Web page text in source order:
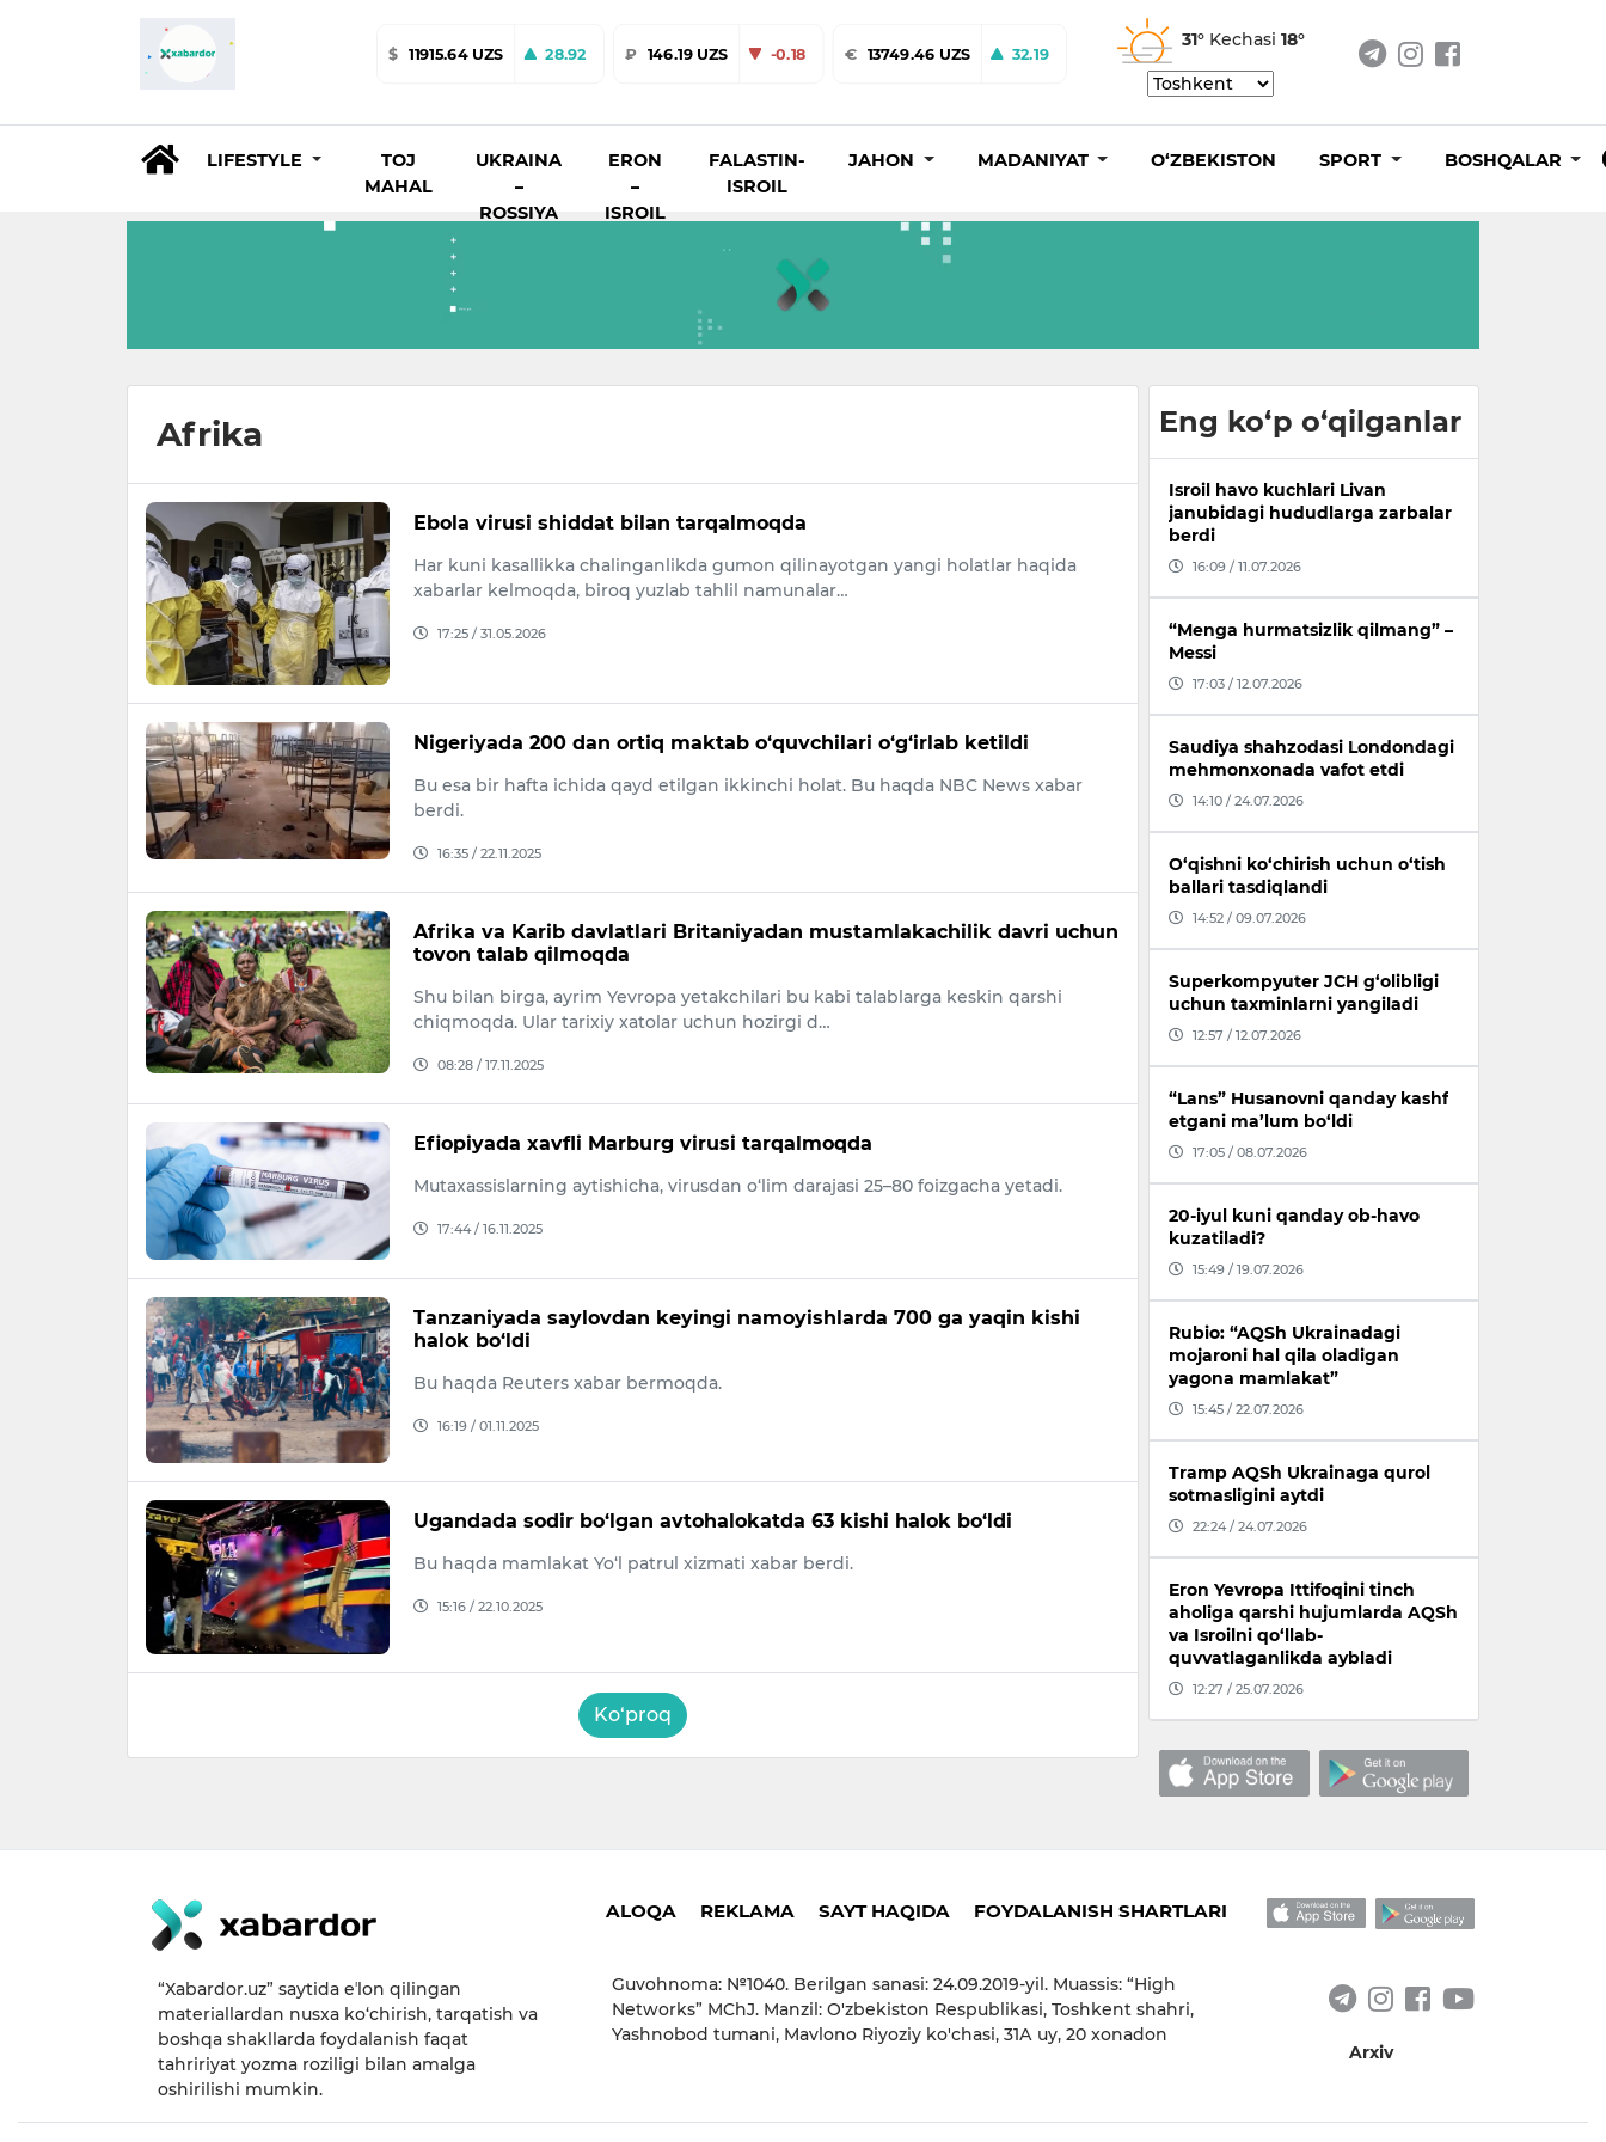
$ 11915.64 UZS 28.92 ₽ 146.19 UZS -0.18 € 13749.46 UZS 32.19
31° Kechasi 18°
LIFESTYLE
TOJ
MAHAL
UKRAINA
–
ROSSIYA
ERON
–
ISROIL
FALASTIN-
ISROIL
JAHON MADANIYAT O‘ZBEKISTON SPORT BOSHQALAR
Afrika
Ebola virusi shiddat bilan tarqalmoqda
Har kuni kasallikka chalinganlikda gumon qilinayotgan yangi holatlar haqida
xabarlar kelmoqda, biroq yuzlab tahlil namunalar…
17:25 / 31.05.2026
Nigeriyada 200 dan ortiq maktab o‘quvchilari o‘g‘irlab ketildi
Bu esa bir hafta ichida qayd etilgan ikkinchi holat. Bu haqda NBC News xabar
berdi.
16:35 / 22.11.2025
Afrika va Karib davlatlari Britaniyadan mustamlakachilik davri uchun
tovon talab qilmoqda
Shu bilan birga, ayrim Yevropa yetakchilari bu kabi talablarga keskin qarshi
chiqmoqda. Ular tarixiy xatolar uchun hozirgi d…
08:28 / 17.11.2025
Efiopiyada xavfli Marburg virusi tarqalmoqda
Mutaxassislarning aytishicha, virusdan o‘lim darajasi 25–80 foizgacha yetadi.
17:44 / 16.11.2025
Tanzaniyada saylovdan keyingi namoyishlarda 700 ga yaqin kishi
halok bo‘ldi
Bu haqda Reuters xabar bermoqda.
16:19 / 01.11.2025
Ugandada sodir bo‘lgan avtohalokatda 63 kishi halok bo‘ldi
Bu haqda mamlakat Yo‘l patrul xizmati xabar berdi.
15:16 / 22.10.2025
Ko‘proq
Eng ko‘p o‘qilganlar
Isroil havo kuchlari Livan
janubidagi hududlarga zarbalar
berdi
16:09 / 11.07.2026
“Menga hurmatsizlik qilmang” –
Messi
17:03 / 12.07.2026
Saudiya shahzodasi Londondagi
mehmonxonada vafot etdi
14:10 / 24.07.2026
O‘qishni ko‘chirish uchun o‘tish
ballari tasdiqlandi
14:52 / 09.07.2026
Superkompyuter JCH g‘olibligi
uchun taxminlarni yangiladi
12:57 / 12.07.2026
“Lans” Husanovni qanday kashf
etgani ma’lum bo‘ldi
17:05 / 08.07.2026
20-iyul kuni qanday ob-havo
kuzatiladi?
15:49 / 19.07.2026
Rubio: “AQSh Ukrainadagi
mojaroni hal qila oladigan
yagona mamlakat”
15:45 / 22.07.2026
Tramp AQSh Ukrainaga qurol
sotmasligini aytdi
22:24 / 24.07.2026
Eron Yevropa Ittifoqini tinch
aholiga qarshi hujumlarda AQSh
va Isroilni qo‘llab-
quvvatlaganlikda aybladi
12:27 / 25.07.2026
“Xabardor.uz” saytida eʼlon qilingan
materiallardan nusxa ko‘chirish, tarqatish va
boshqa shakllarda foydalanish faqat
tahririyat yozma roziligi bilan amalga
oshirilishi mumkin.
ALOQA REKLAMA SAYT HAQIDA FOYDALANISH SHARTLARI
Guvohnoma: №1040. Berilgan sanasi: 24.09.2019-yil. Muassis: “High
Networks” MChJ. Manzil: O'zbekiston Respublikasi, Toshkent shahri,
Yashnobod tumani, Mavlono Riyoziy ko'chasi, 31А uy, 20 xonadon
Arxiv